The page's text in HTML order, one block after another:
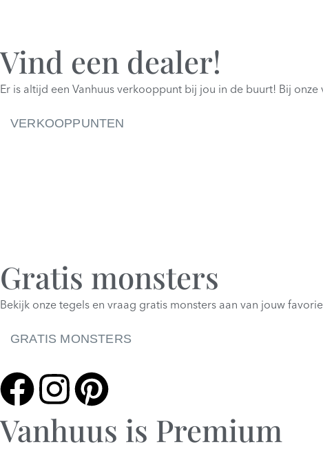
Vind een dealer!
Er is altijd een Vanhuus verkooppunt bij jou in de buurt! Bij
VERKOOPPUNTEN
Gratis monsters
Bekijk onze tegels en vraag gratis monsters aan van jouw
GRATIS MONSTERS
Vanhuus is Premium